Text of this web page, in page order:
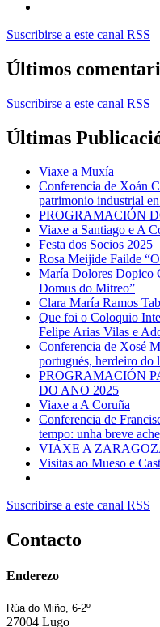
Suscribirse a este canal RSS
Últimos
Suscribirse a este canal RSS
Últimas
Viaxe a Muxía
Conferencia de Xoán
patrimonio industrial
PROGRAMACIÓN
Viaxe a Santiago e A
Festa dos Socios 2025
Rosa Meijide Failde
María Dolores Dopico
Domus do Mitreo”
Clara María Ramos
Que foi o Coloquio
Felipe Arias Vilas e
Conferencia de Xosé
portugués, herdeiro do
PROGRAMACIÓN
DO ANO 2025
Viaxe a A Coruña
Conferencia de
tempo: unha breve
VIAXE A
Visitas ao Mueso e
Suscribirse a este canal RSS
Contacto
Enderezo
Rúa do Miño, 6-2º
27004 Lugo